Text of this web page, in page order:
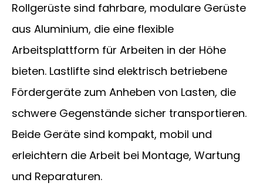
Rollgerüste sind fahrbare, modulare Gerüste
aus Aluminium, die eine flexible
Arbeitsplattform für Arbeiten in der Höhe
bieten. Lastlifte sind elektrisch betriebene
Fördergeräte zum Anheben von Lasten, die
schwere Gegenstände sicher transportieren.
Beide Geräte sind kompakt, mobil und
erleichtern die Arbeit bei Montage, Wartung
und Reparaturen.